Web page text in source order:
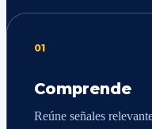
01
Comprende
Reúne señales